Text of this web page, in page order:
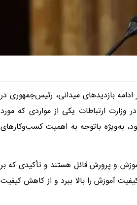
ادامه بازدیدهای میدانی، رئیس‌جمهوری در
وزارت ارتباطات یکی از مواردی که مورد
به‌ویژه باتوجه به اهمیت کسب‌وکارهای
و پرورش قائل هستند و تأکیدی که بر
آموزش را بالا ببرد و از کاهش کیفیت